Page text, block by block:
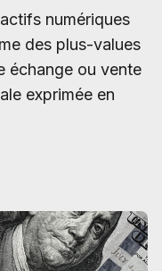
numériques
des plus-values
échange ou vente
exprimée en